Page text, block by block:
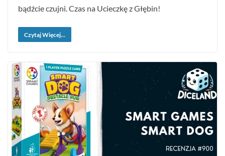
bądźcie czujni. Czas na Ucieczkę z Głębin!
Czytaj Więcej...